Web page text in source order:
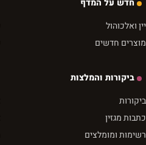
חדש על המדף
יין ואלכוהול
מוצרים חדשים
ביקורות והמלצות
ביקורות
כתבות מגזין
רשימות ומומלצים